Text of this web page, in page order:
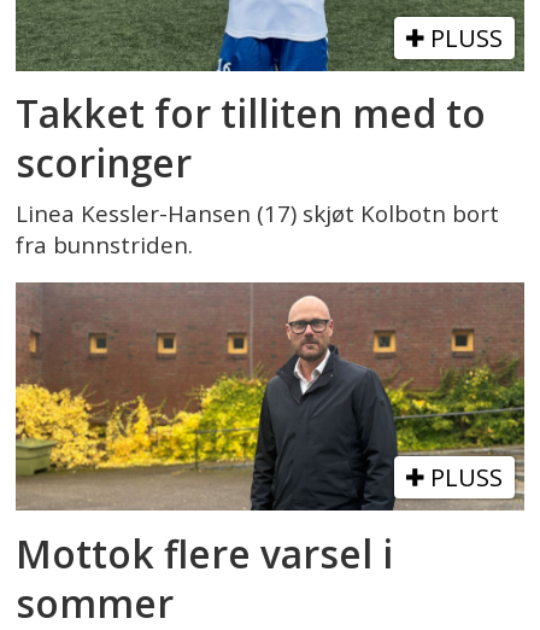
PLUSS
Takket for tilliten med to
scoringer
Linea Kessler-Hansen (17) skjøt Kolbotn bort
fra bunnstriden.
PLUSS
Mottok flere varsel i
sommer